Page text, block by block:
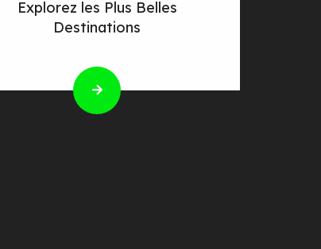
Explorez les Plus Belles
Destinations